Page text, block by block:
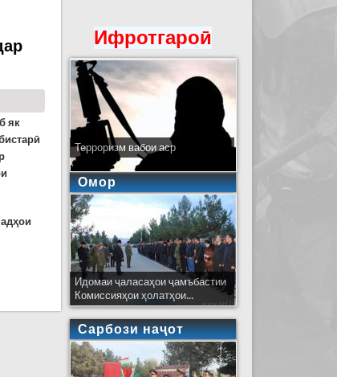
як
Варзоб
Ифротгароӣ
Терроризм вабои аср
Омор
Идомаи ҷаласаҳои ҷамъбастии
Комиссияҳои ҳолатҳои...
Сарбози наҷот